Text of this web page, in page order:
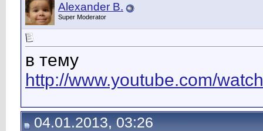
Alexander B.
Super Moderator
в тему
http://www.youtube.com/
04.01.2013, 03:26